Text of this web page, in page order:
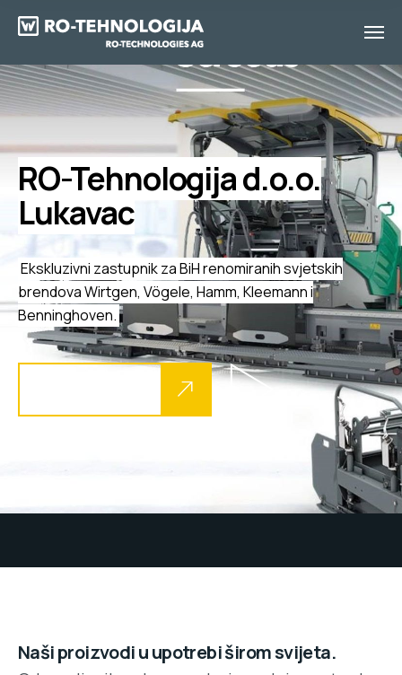
RO-Tehnologija d.o.o.
Lukavac
Ekskluzivni zastupnik za BiH renomiranih svjetskih
brendova Wirtgen, Vögele, Hamm, Kleemann i
Benninghoven.
Naši proizvodi u upotrebi širom svijeta.